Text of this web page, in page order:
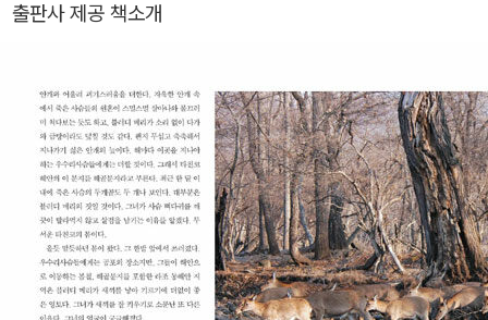
보호 및 연구 활동에 힘쓰고 있다. 1997년 러시아 연해주에서 야생
에서 보내며 시베리아호랑이를 연구하고 기록한다. 그 결과, 이전까
지 세계에 한 시간도 기록되어 있지 않던 시베리아호랑이를 1,500시
간 넘게 영상으로 담아낸다. 27년의 추적과 20,000시간의 잠복, 그
외롭고 혹독한 시간이 만들어낸 결실이었다. 초인적인 인내로 자연의
일부가 되어 살아 있는 자연을 포착한 박수용의 작품들은 자연에 대
한 깊은 이해와 통찰, 생명에 대한 따뜻한 시선, 나아가 동물도 인간과
마찬가지로 영혼을 가지고 살아감을 보여준다. 1998년 〈시베리아,
잃어버린 한국의 야생동물을 찾아서〉 7부작으로 제11회 올해의 프로
출판사 제공 책소개